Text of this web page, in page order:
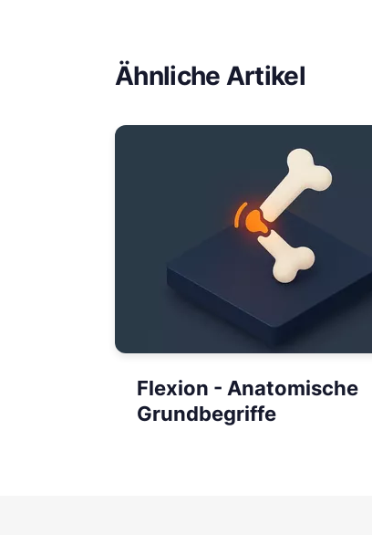
Ähnliche Artikel
Flexion - Anatomische
Grundbegriffe